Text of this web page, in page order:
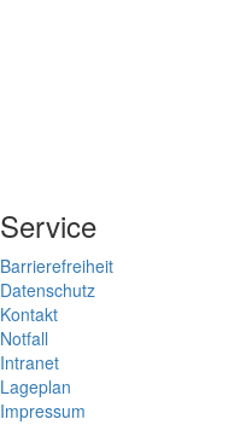
Service
Barrierefreiheit
Datenschutz
Kontakt
Notfall
Intranet
Lageplan
Impressum